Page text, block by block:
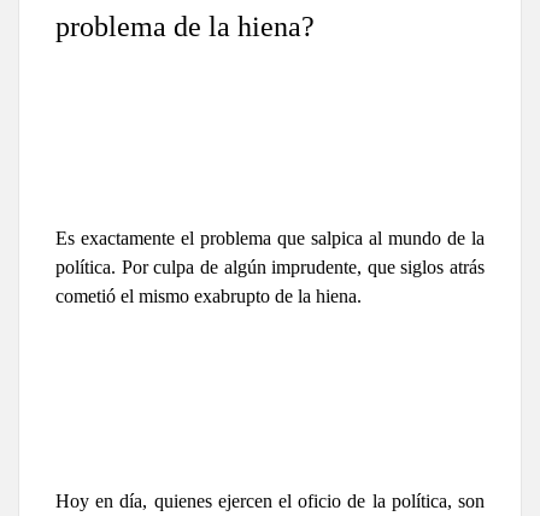
problema de la hiena?
Es exactamente el problema que salpica al mundo de la
política. Por culpa de algún imprudente, que siglos atrás
cometió el mismo exabrupto de la hiena.
Hoy en día, quienes ejercen el oficio de la política, son